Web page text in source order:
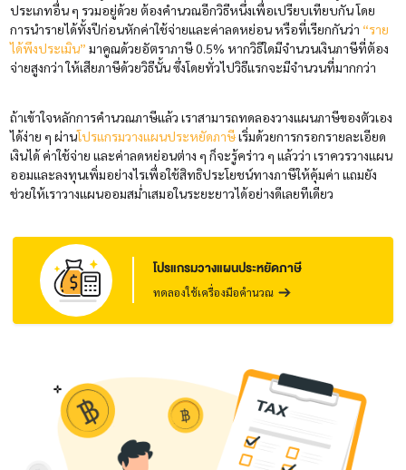
ประเภทอื่น ๆ รวมอยู่ด้วย ต้องคำนวณอีกวิธีหนึ่งเพื่อเปรียบเทียบกัน โดย
การนำรายได้ทั้งปีก่อนหักค่าใช้จ่ายและค่าลดหย่อน หรือที่เรียกกันว่า “ราย
ได้พึงประเมิน” มาคูณด้วยอัตราภาษี 0.5% หากวิธีใดมีจำนวนเงินภาษีที่ต้อง
จ่ายสูงกว่า ให้เสียภาษีด้วยวิธีนั้น ซึ่งโดยทั่วไปวิธีแรกจะมีจำนวนที่มากกว่า
ถ้าเข้าใจหลักการคำนวณภาษีแล้ว เราสามารถทดลองวางแผนภาษีของตัวเอง
ได้ง่าย ๆ ผ่านโปรแกรมวางแผนประหยัดภาษีเริ่มด้วยการกรอกรายละเอียด
เงินได้ ค่าใช้จ่าย และค่าลดหย่อนต่าง ๆ ก็จะรู้คร่าว ๆ แล้วว่า เราควรวางแผน
ออมและลงทุนเพิ่มอย่างไรเพื่อใช้สิทธิประโยชน์ทางภาษีให้คุ้มค่า แถมยัง
ช่วยให้เราวางแผนออมสม่ำเสมอในระยะยาวได้อย่างดีเลยทีเดียว
โปรแกรมวางแผนประหยัดภาษี
ทดลองใช้เครื่องมือคำนวณ